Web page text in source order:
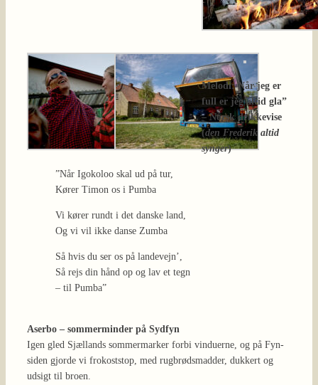
Melodi: Når jeg er
full er jeg altid gla”
– Norsk drikkevise
(den Frederik altid
synger)
”Når Igokoloo skal ud på tur,
Kører Timon os i Pumba
Vi kører rundt i det danske land,
Og vi vil ikke danse Zumba
Så hvis du ser os på landevejn’,
Så rejs din hånd op og lav et tegn
– til Pumba”
Aserbo – sommerminder på Sydfyn
Igen gled Sjællands sommermarker forbi vinduerne, og på Fyn-
siden gjorde vi frokoststop, med rugbrødsmadder, dukkert og
udsigt til broen.